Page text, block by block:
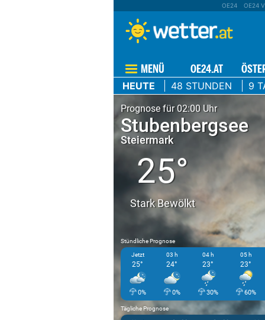
OE24 OE24
MENÜ OE24.AT
HEUTE 48 STUNDEN 9
Prognose für 02:00 Uhr
Stubenbergsee
Steiermark
25°
Stark Bewölkt
Stündliche Prognose
Jetzt
25°
0%
03 h
24°
0%
04 h
23°
30%
05 h
23°
60%
Tägliche Prognose